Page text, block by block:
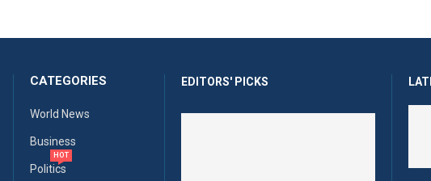
CATEGORIES
World News
Business
Politics
HOT
EDITORS' PICKS